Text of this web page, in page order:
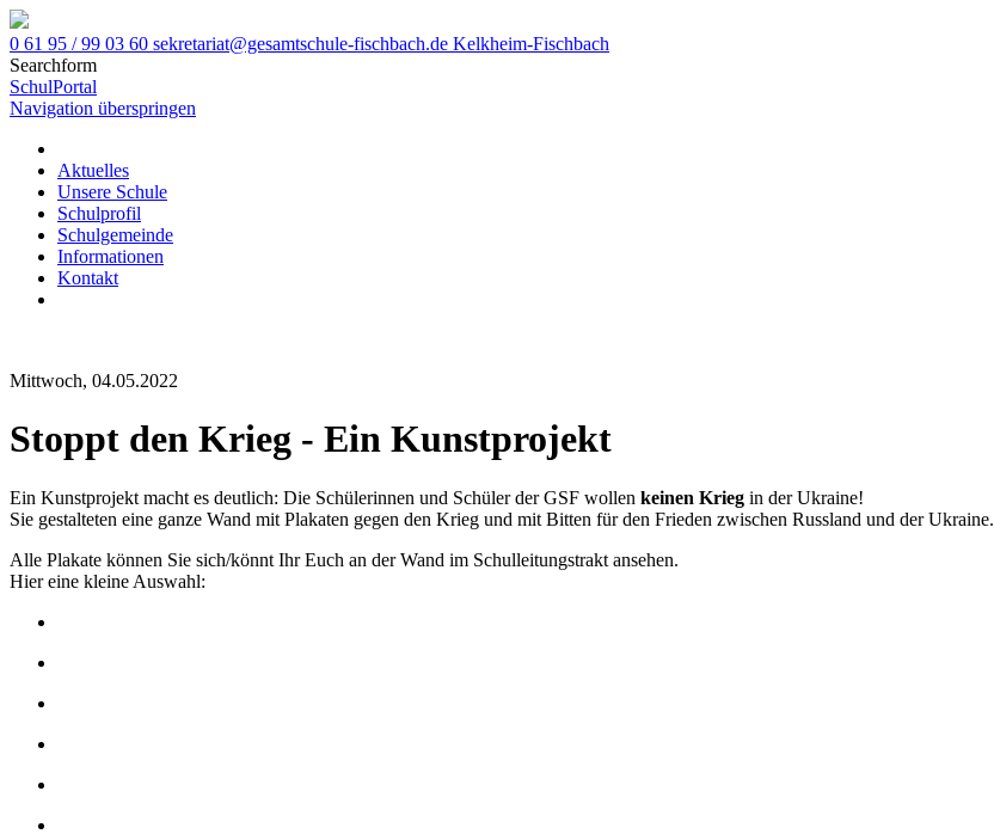
0 61 95 / 99 03 60 sekretariat@gesamtschule-fischbach.de Kelkheim-Fischbach
Searchform
SchulPortal
Navigation überspringen
Aktuelles
Unsere Schule
Schulprofil
Schulgemeinde
Informationen
Kontakt
Mittwoch, 04.05.2022
Stoppt den Krieg - Ein Kunstprojekt
Ein Kunstprojekt macht es deutlich: Die Schülerinnen und Schüler der GSF wollen keinen Krieg in der Ukraine!
Sie gestalteten eine ganze Wand mit Plakaten gegen den Krieg und mit Bitten für den Frieden zwischen Russland und der Ukraine.
Alle Plakate können Sie sich/könnt Ihr Euch an der Wand im Schulleitungstrakt ansehen.
Hier eine kleine Auswahl: